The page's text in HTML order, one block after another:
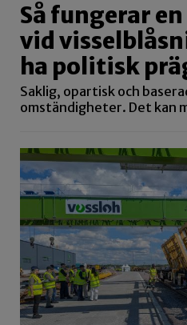
Så fungerar
vid
ha politisk
Saklig, opartisk och
omständigheter. Det kan